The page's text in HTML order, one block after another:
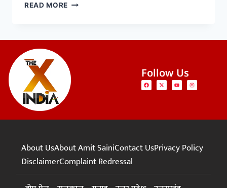
READ MORE
Follow Us
About UsAbout Amit SainiContact UsPrivacy Policy
DisclaimerComplaint Redressal